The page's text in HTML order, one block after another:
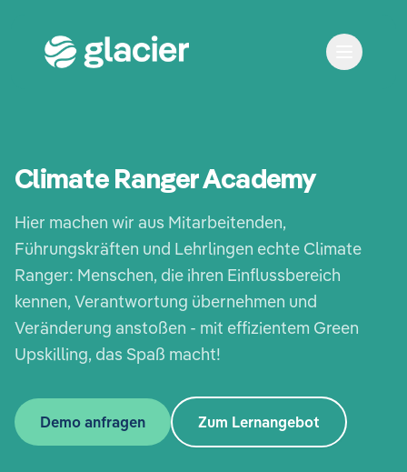
Climate Ranger Academy
Hier machen wir aus Mitarbeitenden,
Führungskräften und Lehrlingen echte Climate
Ranger: Menschen, die ihren Einflussbereich
kennen, Verantwortung übernehmen und
Veränderung anstoßen - mit effizientem Green
Upskilling, das Spaß macht!
Demo anfragen Zum Lernangebot